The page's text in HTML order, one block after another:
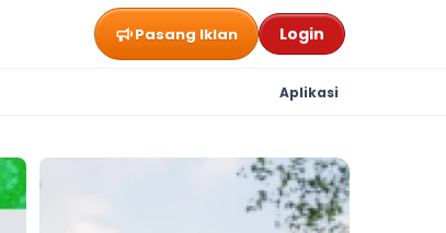
Pasang Iklan Login
Aplikasi